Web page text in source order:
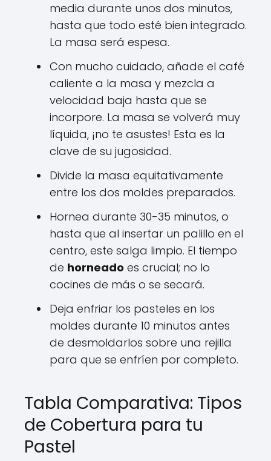
media durante unos dos minutos,
hasta que todo esté bien integrado.
La masa será espesa.
Con mucho cuidado, añade el café
caliente a la masa y mezcla a
velocidad baja hasta que se
incorpore. La masa se volverá muy
líquida, ¡no te asustes! Esta es la
clave de su jugosidad.
Divide la masa equitativamente
entre los dos moldes preparados.
Hornea durante 30-35 minutos, o
hasta que al insertar un palillo en el
centro, este salga limpio. El tiempo
de horneado es crucial; no lo
cocines de más o se secará.
Deja enfriar los pasteles en los
moldes durante 10 minutos antes
de desmoldarlos sobre una rejilla
para que se enfríen por completo.
Tabla Comparativa: Tipos
de Cobertura para tu
Pastel